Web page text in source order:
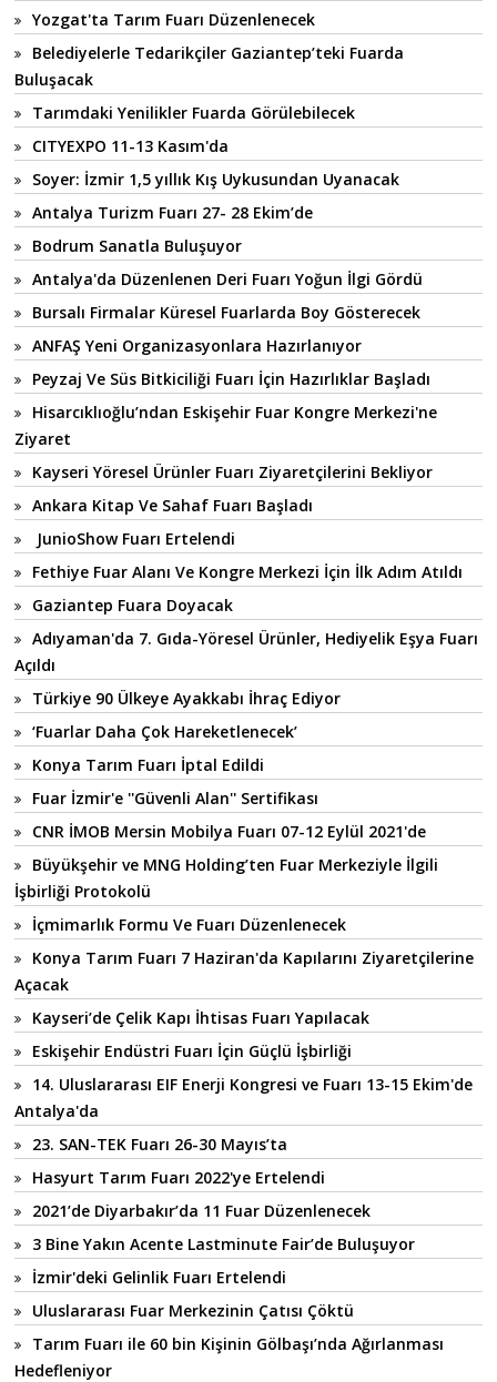
Yozgat'ta Tarım Fuarı Düzenlenecek
Belediyelerle Tedarikçiler Gaziantep’teki Fuarda
Buluşacak
Tarımdaki Yenilikler Fuarda Görülebilecek
CITYEXPO 11-13 Kasım'da
Soyer: İzmir 1,5 yıllık Kış Uykusundan Uyanacak
Antalya Turizm Fuarı 27- 28 Ekim’de
Bodrum Sanatla Buluşuyor
Antalya'da Düzenlenen Deri Fuarı Yoğun İlgi Gördü
Bursalı Firmalar Küresel Fuarlarda Boy Gösterecek
ANFAŞ Yeni Organizasyonlara Hazırlanıyor
Peyzaj Ve Süs Bitkiciliği Fuarı İçin Hazırlıklar Başladı
Hisarcıklıoğlu’ndan Eskişehir Fuar Kongre Merkezi'ne
Ziyaret
Kayseri Yöresel Ürünler Fuarı Ziyaretçilerini Bekliyor
Ankara Kitap Ve Sahaf Fuarı Başladı
JunioShow Fuarı Ertelendi
Fethiye Fuar Alanı Ve Kongre Merkezi İçin İlk Adım Atıldı
Gaziantep Fuara Doyacak
Adıyaman'da 7. Gıda-Yöresel Ürünler, Hediyelik Eşya Fuarı
Açıldı
Türkiye 90 Ülkeye Ayakkabı İhraç Ediyor
‘Fuarlar Daha Çok Hareketlenecek’
Konya Tarım Fuarı İptal Edildi
Fuar İzmir'e ''Güvenli Alan'' Sertifikası
CNR İMOB Mersin Mobilya Fuarı 07-12 Eylül 2021'de
Büyükşehir ve MNG Holding’ten Fuar Merkeziyle İlgili
İşbirliği Protokolü
İçmimarlık Formu Ve Fuarı Düzenlenecek
Konya Tarım Fuarı 7 Haziran'da Kapılarını Ziyaretçilerine
Açacak
Kayseri’de Çelik Kapı İhtisas Fuarı Yapılacak
Eskişehir Endüstri Fuarı İçin Güçlü İşbirliği
14. Uluslararası EIF Enerji Kongresi ve Fuarı 13-15 Ekim'de
Antalya'da
23. SAN-TEK Fuarı 26-30 Mayıs’ta
Hasyurt Tarım Fuarı 2022'ye Ertelendi
2021’de Diyarbakır’da 11 Fuar Düzenlenecek
3 Bine Yakın Acente Lastminute Fair’de Buluşuyor
İzmir'deki Gelinlik Fuarı Ertelendi
Uluslararası Fuar Merkezinin Çatısı Çöktü
Tarım Fuarı ile 60 bin Kişinin Gölbaşı’nda Ağırlanması
Hedefleniyor